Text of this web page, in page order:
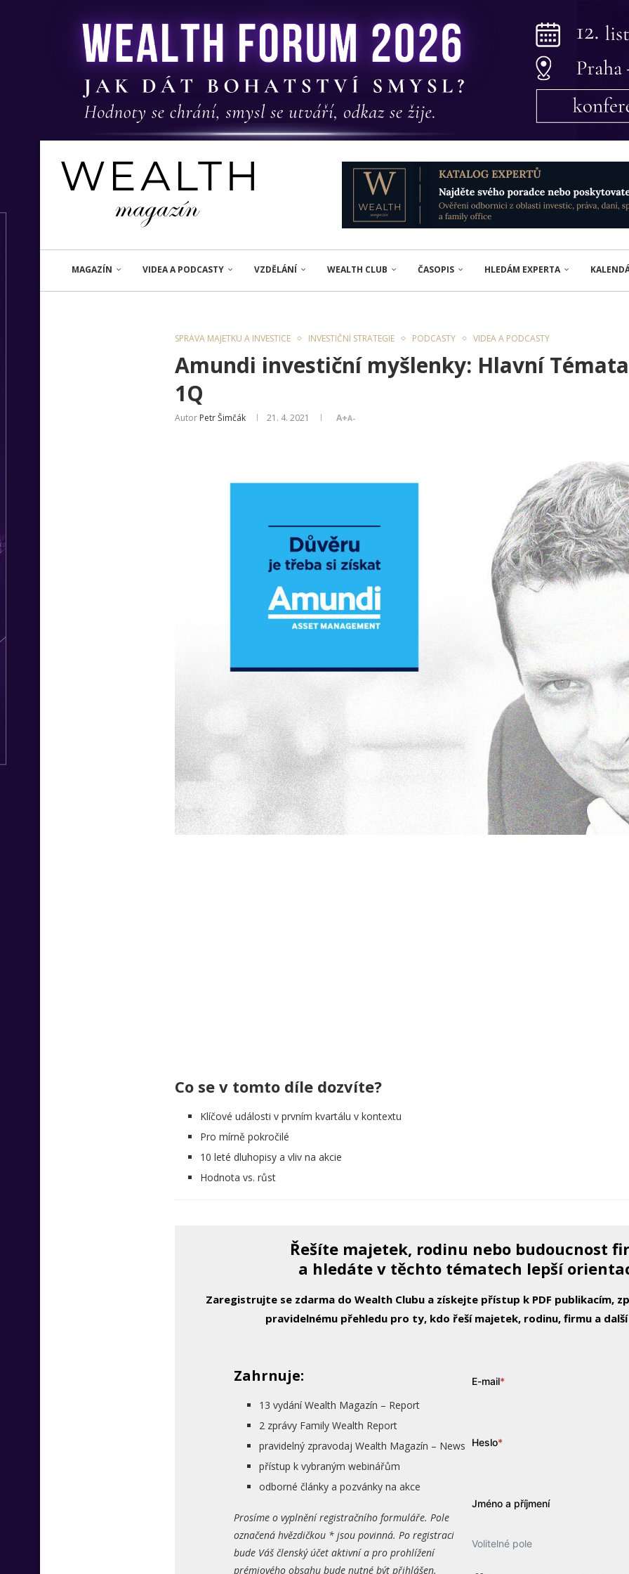
MAGAZÍN VIDEA A PODCASTY VZDĚLÁNÍ WEALTH CLUB ČASOPIS HLEDÁM EXPERTA
SPRÁVA MAJETKU A INVESTICE INVESTIČNÍ STRATEGIE PODCASTY VIDEA A PODCASTY
Amundi investiční myšlenky: Hlavní
1Q
Autor Petr Šimčák 21. 4. 2021 A+A-
Co se v tomto díle dozvíte?
Klíčové události v prvním kvartálu v kontextu
Pro mírně pokročilé
10 leté dluhopisy a vliv na akcie
Hodnota vs. růst
Řešíte majetek, rodinu nebo budoucnost
a hledáte v těchto tématech lepší
Zaregistrujte se zdarma do Wealth Clubu a získejte přístup k PDF publikacím,
pravidelnému přehledu pro ty, kdo řeší majetek, rodinu, firmu a
Zahrnuje:
13 vydání Wealth Magazín – Report
2 zprávy Family Wealth Report
pravidelný zpravodaj Wealth Magazín – News
přístup k vybraným webinářům
odborné články a pozvánky na akce
Prosíme o vyplnění registračního formuláře. Pole
označená hvězdičkou * jsou povinná. Po registraci
bude Váš členský účet aktivní a pro prohlížení
prémiového obsahu bude nutné být přihlášen.
E-mail*
Heslo*
Jméno a příjmení
Volitelné pole